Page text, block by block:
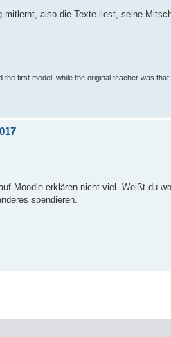
also die Texte liest, seine
first model, while the original teacher was
Moodle erklären nicht viel. Weißt du
spendieren.